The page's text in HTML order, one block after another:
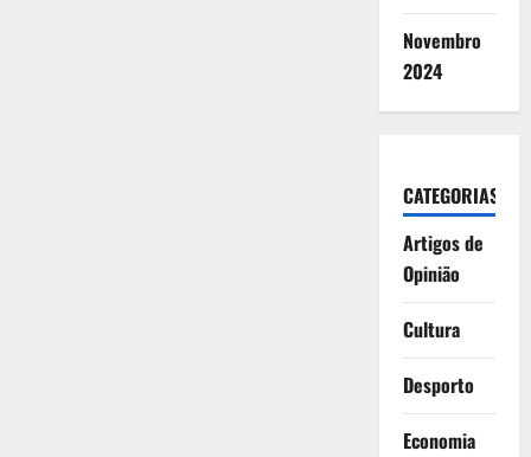
Novembro
2024
CATEGORIAS
Artigos de
Opinião
Cultura
Desporto
Economia